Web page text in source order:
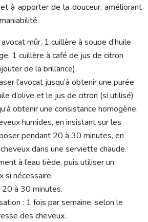
à apporter de la douceur, améliorant
mûr, 1 cuillère à soupe d’huile
1 cuillère à café de jus de citron
de la brillance).
l’avocat jusqu’à obtenir une purée
d’olive et le jus de citron (si utilisé)
obtenir une consistance homogène.
humides, en insistant sur les
pendant 20 à 30 minutes, en
dans une serviette chaude.
à l’eau tiède, puis utiliser un
si nécessaire.
à 30 minutes.
: 1 fois par semaine, selon le
des cheveux.